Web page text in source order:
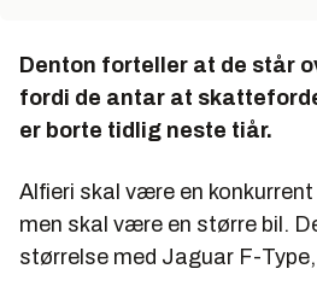
Denton forteller at de står
fordi de antar at
er borte tidlig neste tiår.
Alfieri skal være en
men skal være en større bil.
størrelse med Jaguar F-